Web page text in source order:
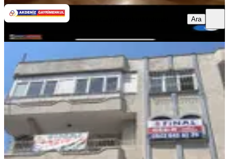
Ara
Şakirpaşa Caddesi Üzerinde Xx Large
Masrafsız 3+1 Daire
Seyhan, Şakirpaşa Mahallesi
3+1·175 m² Müstakil 06.08.2026
11.000 ₺